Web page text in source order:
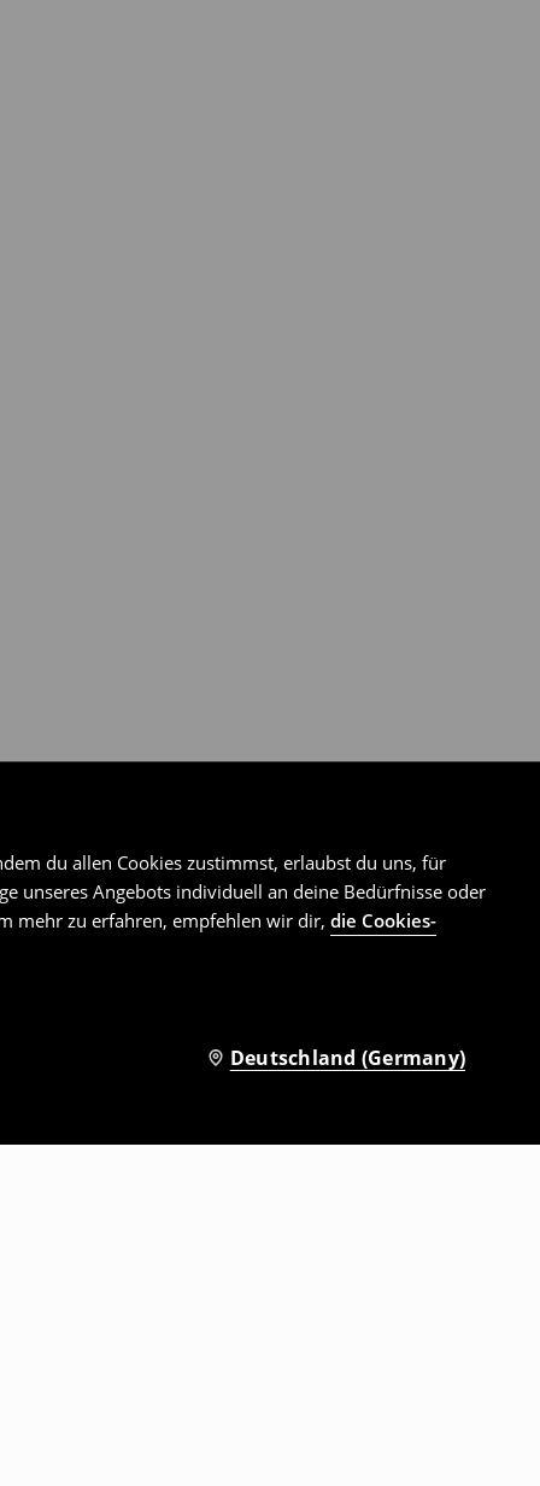
du allen Cookies zustimmst, erlaubst du uns, für
unseres Angebots individuell an deine Bedürfnisse oder
mehr zu erfahren, empfehlen wir dir, die Cookies-
Deutschland (Germany)